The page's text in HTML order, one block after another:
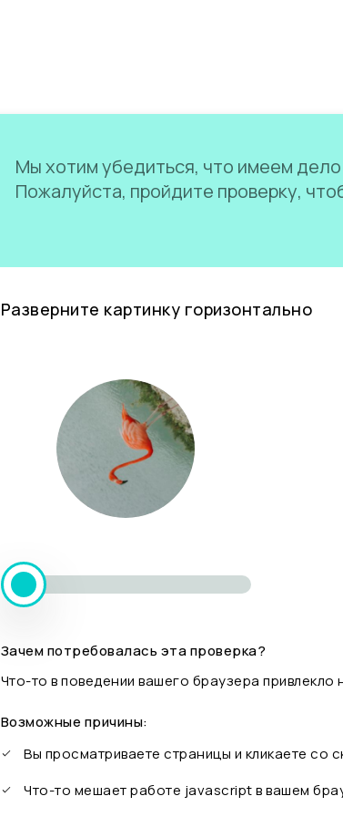
Мы хотим убедиться, что имеем
Пожалуйста, пройдите проверку,
Разверните картинку горизонтально
Зачем потребовалась эта проверка?
Что-то в поведении вашего браузера привлекло
Возможные причины:
Вы просматриваете страницы и кликаете
Что-то мешает работе javascript в вашем